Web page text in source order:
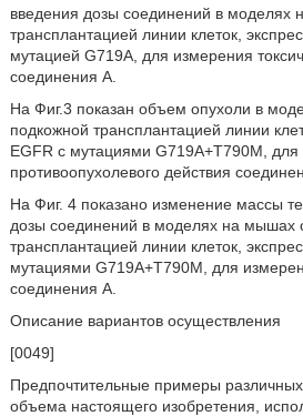
введения дозы соединений в моделях
трансплантацией линии клеток,
мутацией G719A, для измерения
соединения A.
На Фиг.3 показан объем опухоли в
подкожной трансплантацией линии
EGFR с мутациями G719A+T790M, для
противоопухолевого действия
На Фиг. 4 показано изменение массы
дозы соединений в моделях на мышах
трансплантацией линии клеток,
мутациями G719A+T790M, для
соединения A.
Описание вариантов осуществления
[0049]
Предпочтительные примеры
объема настоящего изобретения,